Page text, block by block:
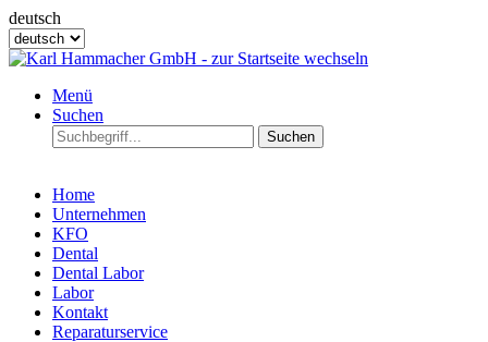
deutsch
Menü
Suchen
Suchen
Home
Unternehmen
KFO
Dental
Dental Labor
Labor
Kontakt
Reparaturservice